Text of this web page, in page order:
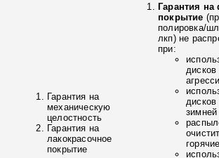
Гарантия на
механическую
целостность
Гарантия на
лакокрасочное
покрытие
Гарантия
покрытие
полировка/
лкп) не
при:
зимней